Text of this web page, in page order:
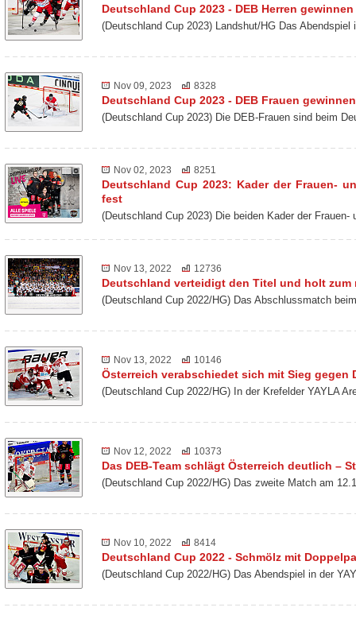
Deutschland Cup 2023 - DEB Herren
(Deutschland Cup 2023) Landshut/HG Das
Nov 09, 2023 8328
Deutschland Cup 2023 - DEB Frauen
(Deutschland Cup 2023) Die DEB-Frauen sind beim
Nov 02, 2023 8251
Deutschland Cup 2023: Kader der Frauen-
fest
(Deutschland Cup 2023) Die beiden Kader der
Nov 13, 2022 12736
Deutschland verteidigt den Titel und holt
(Deutschland Cup 2022/HG) Das Abschlussmatch
Nov 13, 2022 10146
Österreich verabschiedet sich mit Sieg gegen
(Deutschland Cup 2022/HG) In der Krefelder YAYLA
Nov 12, 2022 10373
Das DEB-Team schlägt Österreich deutlich –
(Deutschland Cup 2022/HG) Das zweite Match am
Nov 10, 2022 8414
Deutschland Cup 2022 - Schmölz mit
(Deutschland Cup 2022/HG) Das Abendspiel in der